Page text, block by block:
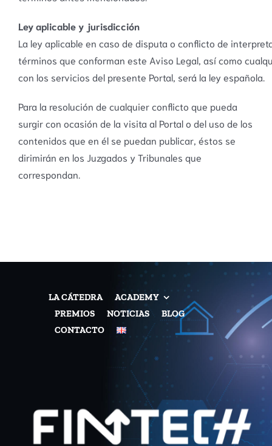
Ley aplicable y jurisdicción
La ley aplicable en caso de disputa o conflicto de
términos que conforman este Aviso Legal, así como
con los servicios del presente Portal, será la ley española.
Para la resolución de cualquier conflicto que pueda
surgir con ocasión de la visita al Portal o del uso de los
contenidos que en él se puedan publicar, éstos se
dirimirán en los Juzgados y Tribunales que
correspondan.
LA CÁTEDRA
ACADEMY
PREMIOS
NOTICIAS
BLOG
CONTACTO